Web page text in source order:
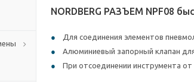
NORDBERG РАЗЪЕМ NPF08
Для соединения элементов
Алюминиевый запорный клапан
При отсоединении инструмента